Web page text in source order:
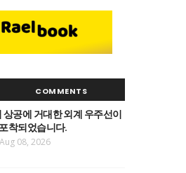
COMMENTS
상공에 거대한 외계 우주선이
착되었습니다.
Aug 08, 2026